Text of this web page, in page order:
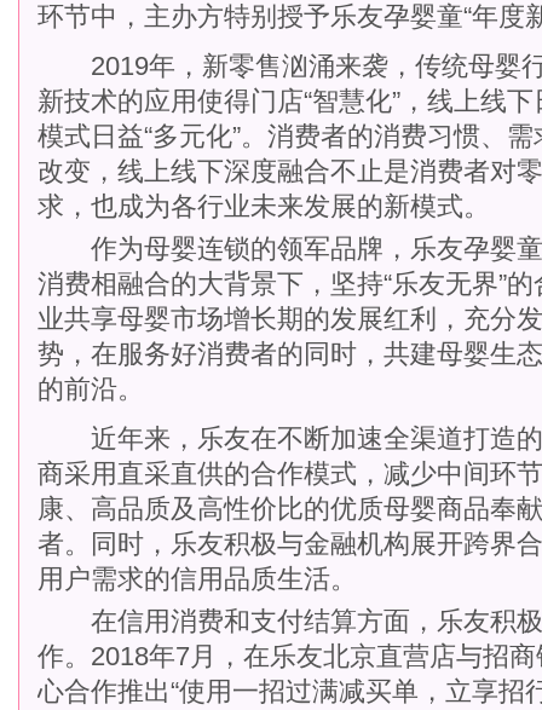
环节中，主办方特别授予乐友孕婴童“年度
2019年，新零售汹涌来袭，传统母婴
新技术的应用使得门店“智慧化”，线上线下
模式日益“多元化”。消费者的消费习惯、
改变，线上线下深度融合不止是消费者对
求，也成为各行业未来发展的新模式。
作为母婴连锁的领军品牌，乐友孕婴童
消费相融合的大背景下，坚持“乐友无界”
业共享母婴市场增长期的发展红利，充分
势，在服务好消费者的同时，共建母婴生
的前沿。
近年来，乐友在不断加速全渠道打造的
商采用直采直供的合作模式，减少中间环
康、高品质及高性价比的优质母婴商品奉
者。同时，乐友积极与金融机构展开跨界
用户需求的信用品质生活。
在信用消费和支付结算方面，乐友积极
作。2018年7月，在乐友北京直营店与招
心合作推出“使用一招过满减买单，立享招